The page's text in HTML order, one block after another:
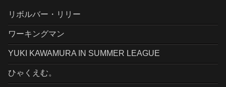
リボルバー・リリー
ワーキングマン
YUKI KAWAMURA IN SUMMER LEAGUE
ひゃくえむ。